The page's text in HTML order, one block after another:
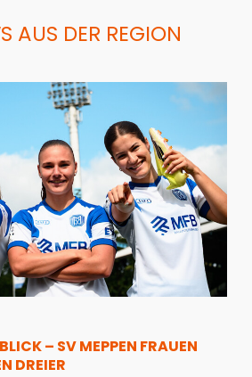
AUS DER REGION
– SV MEPPEN FRAUEN
DREIER